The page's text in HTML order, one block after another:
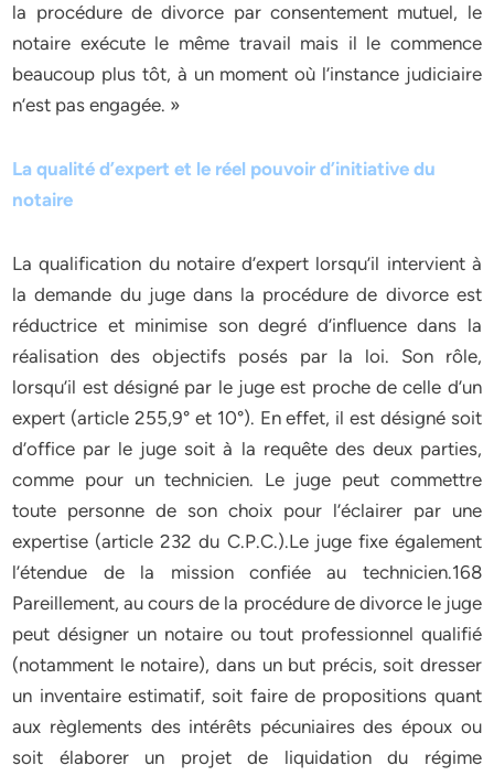
la procédure de divorce par consentement mutuel, le
notaire exécute le même travail mais il le commence
beaucoup plus tôt, à un moment où l’instance judiciaire
n’est pas engagée. »
La qualité d’expert et le réel pouvoir d’initiative du
notaire
La qualification du notaire d’expert lorsqu’il intervient à
la demande du juge dans la procédure de divorce est
réductrice et minimise son degré d’influence dans la
réalisation des objectifs posés par la loi. Son rôle,
lorsqu’il est désigné par le juge est proche de celle d’un
expert (article 255,9° et 10°). En effet, il est désigné soit
d’office par le juge soit à la requête des deux parties,
comme pour un technicien. Le juge peut commettre
toute personne de son choix pour l’éclairer par une
expertise (article 232 du C.P.C.).Le juge fixe également
l’étendue de la mission confiée au technicien.168
Pareillement, au cours de la procédure de divorce le juge
peut désigner un notaire ou tout professionnel qualifié
(notamment le notaire), dans un but précis, soit dresser
un inventaire estimatif, soit faire de propositions quant
aux règlements des intérêts pécuniaires des époux ou
soit élaborer un projet de liquidation du régime